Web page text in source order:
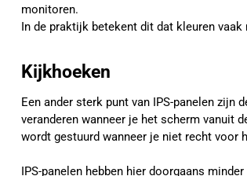
monitoren.
In de praktijk betekent dit dat kleuren
Kijkhoeken
Een ander sterk punt van IPS-panelen
veranderen wanneer je het scherm vanuit
wordt gestuurd wanneer je niet recht voor
IPS-panelen hebben hier doorgaans